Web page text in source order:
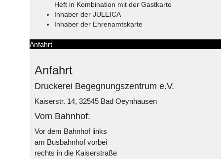
Heft in Kombination mit der Gastkarte
Inhaber der JULEICA
Inhaber der Ehrenamtskarte
Anfahrt
Anfahrt
Druckerei Begegnungszentrum e.V.
Kaiserstr. 14, 32545 Bad Oeynhausen
Vom Bahnhof:
Vor dem Bahnhof links
am Busbahnhof vorbei
rechts in die Kaiserstraße